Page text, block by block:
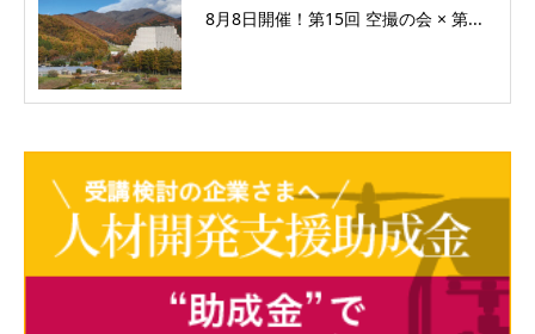
8月8日開催！第15回 空撮の会 × 第...